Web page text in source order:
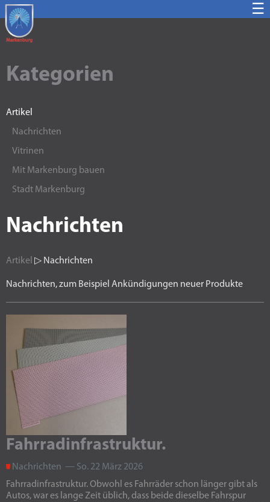
☰
Kategorien
Artikel
Nachrichten
Vitrinen
Mit Markenburg bauen
Stadt Markenburg
Nachrichten
Artikel ▷ Nachrichten
Nachrichten, zum Beispiel Ankündigungen neuer Produkte
Fahrradinfrastruktur.
Nachrichten — So. 22 März 2026
Fahrradinfrastruktur. Obwohl es Fahrräder schon länger gibt als
Autos, war es lange Zeit üblich, dass beide dieselbe Fahrspur